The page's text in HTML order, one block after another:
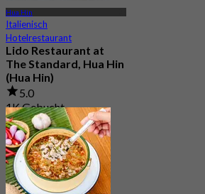
Hua Hin
Italienisch
Hotelrestaurant
Lido Restaurant at
The Standard, Hua Hin
(Hua Hin)
5.0
1K Gebucht
Aus฿ 595